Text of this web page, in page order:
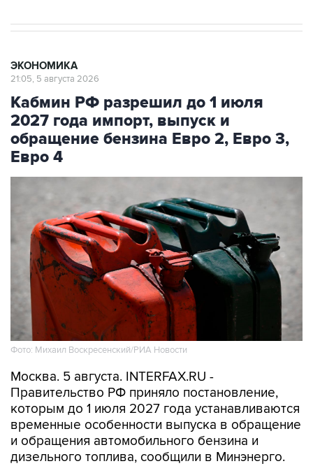
ЭКОНОМИКА
21:05, 5 августа 2026
Кабмин РФ разрешил до 1 июля
2027 года импорт, выпуск и
обращение бензина Евро 2, Евро 3,
Евро 4
Фото: Михаил Воскресенский/РИА Новости
Москва. 5 августа. INTERFAX.RU -
Правительство РФ приняло постановление,
которым до 1 июля 2027 года устанавливаются
временные особенности выпуска в обращение
и обращения автомобильного бензина и
дизельного топлива, сообщили в Минэнерго.